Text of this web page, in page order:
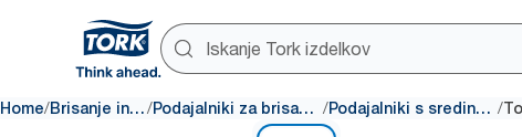
Home/ Brisanje in čiščenje / Podajalniki za brisanje in čiščenje / Podajalniki s sredinskim izvlekom /